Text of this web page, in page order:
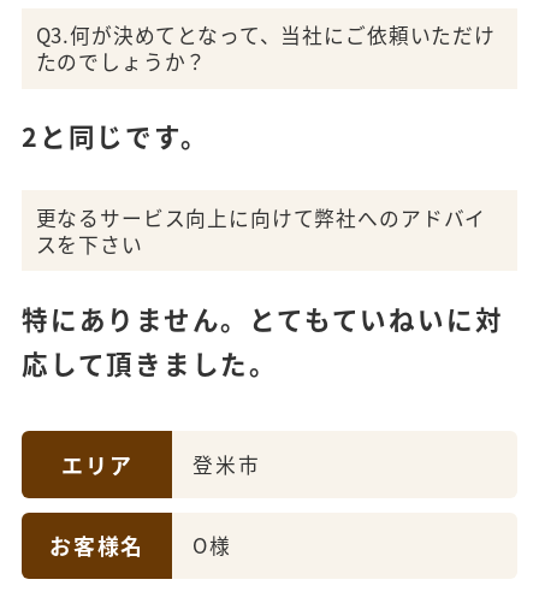
Q3.何が決めてとなって、当社にご依頼いただけ
たのでしょうか？
2と同じです。
更なるサービス向上に向けて弊社へのアドバイ
スを下さい
特にありません。とてもていねいに対
応して頂きました。
エリア 登米市
お客様名 O様